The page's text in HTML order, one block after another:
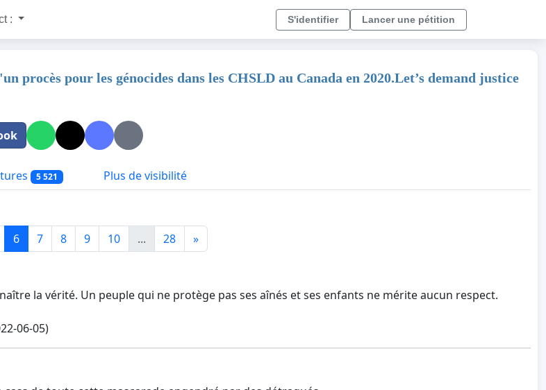
: S'identifier Lancer une pétition
procès pour les génocides dans les CHSLD au Canada en 2020.Let’s demand justice
5 521 Plus de visibilité
6 7 8 9 10 ... 28 »
la vérité. Un peuple qui ne protège pas ses aînés et ses enfants ne mérite aucun respect.
06-05)